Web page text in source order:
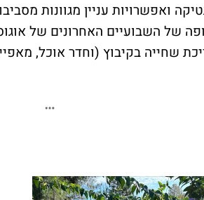
ואפשרויות עניין מגוונות
של השבועיים האחרונים של
בריכת שחייה בקיבוץ (וחדר אוכל,